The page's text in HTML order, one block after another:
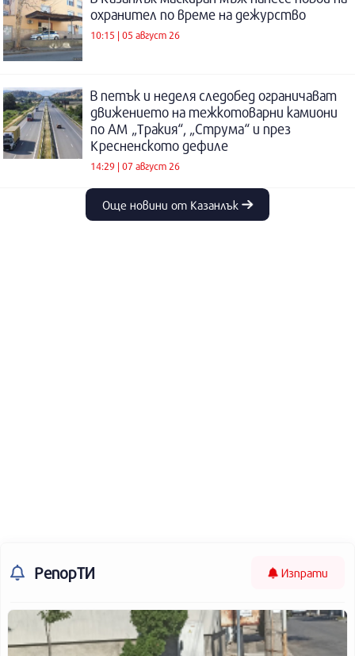
охранител по време на дежурство
10:15 | 05 август 26
В петък и неделя следобед ограничават
движението на тежкотоварни камиони
по АМ „Тракия“, „Струма“ и през
Кресненското дефиле
14:29 | 07 август 26
Още новини от Казанлък
РепорТИ Изпрати